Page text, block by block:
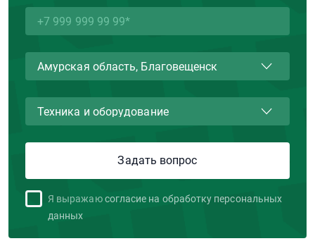
Я выражаю согласие на обработку персональных
данных